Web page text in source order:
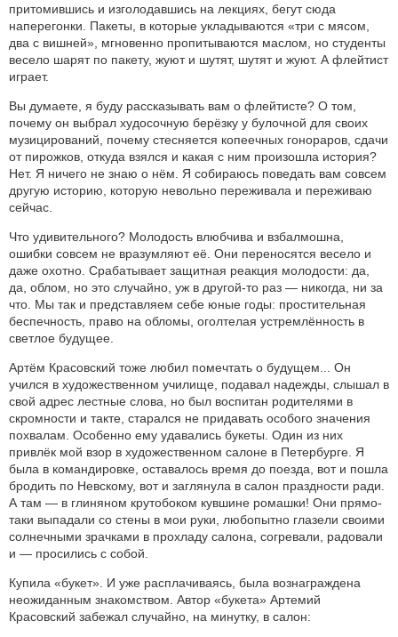
притомившись и изголодавшись на лекциях, бегут сюда
наперегонки. Пакеты, в которые укладываются «три с мясом,
два с вишней», мгновенно пропитываются маслом, но студенты
весело шарят по пакету, жуют и шутят, шутят и жуют. А флейтист
играет.
Вы думаете, я буду рассказывать вам о флейтисте? О том,
почему он выбрал худосочную берёзку у булочной для своих
музицирований, почему стесняется копеечных гонораров, сдачи
от пирожков, откуда взялся и какая с ним произошла история?
Нет. Я ничего не знаю о нём. Я собираюсь поведать вам совсем
другую историю, которую невольно переживала и переживаю
сейчас.
Что удивительного? Молодость влюбчива и взбалмошна,
ошибки совсем не вразумляют её. Они переносятся весело и
даже охотно. Срабатывает защитная реакция молодости: да,
да, облом, но это случайно, уж в другой-то раз — никогда, ни за
что. Мы так и представляем себе юные годы: простительная
беспечность, право на обломы, оголтелая устремлённость в
светлое будущее.
Артём Красовский тоже любил помечтать о будущем... Он
учился в художественном училище, подавал надежды, слышал в
свой адрес лестные слова, но был воспитан родителями в
скромности и такте, старался не придавать особого значения
похвалам. Особенно ему удавались букеты. Один из них
привлёк мой взор в художественном салоне в Петербурге. Я
была в командировке, оставалось время до поезда, вот и пошла
бродить по Невскому, вот и заглянула в салон праздности ради.
А там — в глиняном крутобоком кувшине ромашки! Они прямо-
таки выпадали со стены в мои руки, любопытно глазели своими
солнечными зрачками в прохладу салона, согревали, радовали
и — просились с собой.
Купила «букет». И уже расплачиваясь, была вознаграждена
неожиданным знакомством. Автор «букета» Артемий
Красовский забежал случайно, на минутку, в салон: